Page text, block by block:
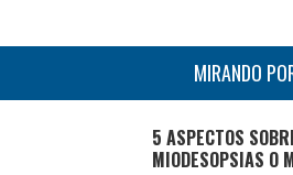
MIRANDO
5 ASPECTOS
MIODESOPSIAS O